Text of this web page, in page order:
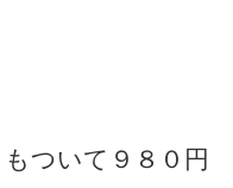
ついて９８０円